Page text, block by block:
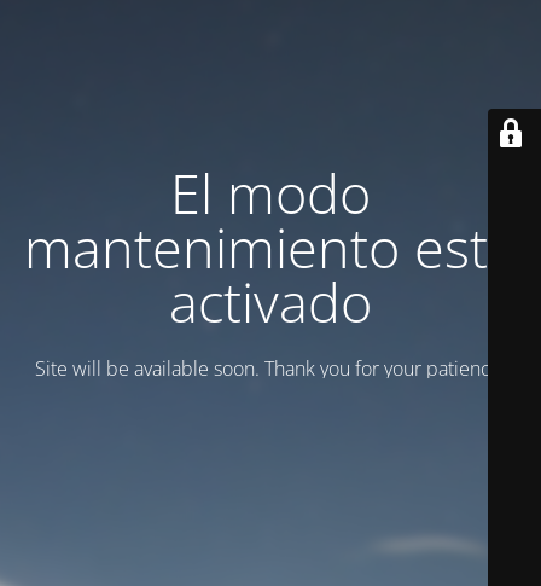
El modo
mantenimiento está
activado
Site will be available soon. Thank you for your patience!